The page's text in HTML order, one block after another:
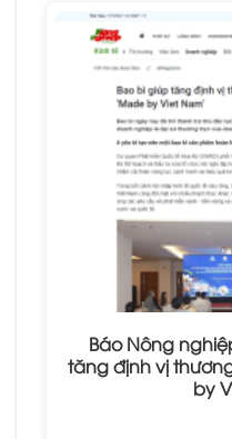
Báo Nông
tăng định vị
by